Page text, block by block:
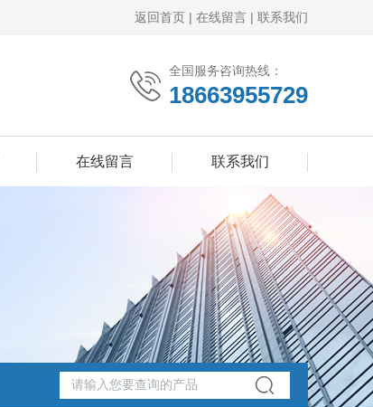
返回首页 | 在线留言 | 联系我们
全国服务咨询热线：
18663955729
在线留言 联系我们